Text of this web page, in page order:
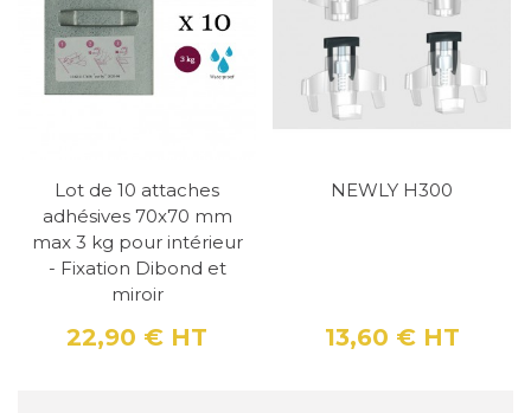
Lot de 10 attaches
adhésives 70x70 mm
max 3 kg pour intérieur
- Fixation Dibond et
miroir
Prix
22,90 € HT
NEWLY H300
Prix
13,60 € HT